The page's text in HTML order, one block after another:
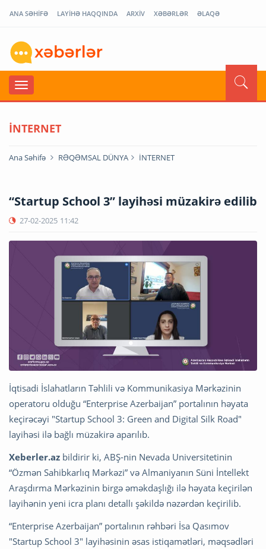
ANA SƏHİFƏ LAYİHƏ HAQQINDA ARXİV XƏBƏRLƏR ƏLAQƏ
İNTERNET
Ana Səhifə RƏQƏMSAL DÜNYA İNTERNET
“Startup School 3” layihəsi müzakirə edilib
27-02-2025 11:42
İqtisadi İslahatların Təhlili və Kommunikasiya Mərkəzinin
operatoru olduğu “Enterprise Azerbaijan” portalının həyata
keçirəcəyi "Startup School 3: Green and Digital Silk Road"
layihəsi ilə bağlı müzakirə aparılıb.
Xeberler.az bildirir ki, ABŞ-nin Nevada Universitetinin
“Özmən Sahibkarlıq Mərkəzi” və Almaniyanın Süni İntellekt
Araşdırma Mərkəzinin birgə əməkdaşlığı ilə həyata keçirilən
layihənin yeni icra planı detallı şəkildə nəzərdən keçirilib.
“Enterprise Azerbaijan” portalının rəhbəri İsa Qasımov
"Startup School 3" layihəsinin əsas istiqamətləri, məqsədləri